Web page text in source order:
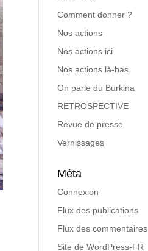
Comment donner ?
Nos actions
Nos actions ici
Nos actions là-bas
On parle du Burkina
RETROSPECTIVE
Revue de presse
Vernissages
Méta
Connexion
Flux des publications
Flux des commentaires
Site de WordPress-FR